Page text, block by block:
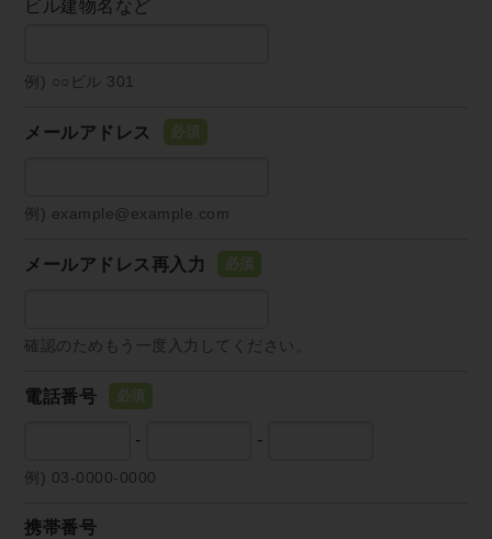
ビル建物名など
例) ○○ビル 301
メールアドレス
例) example@example.com
メールアドレス再入力
確認のためもう一度入力してください。
電話番号
- -
例) 03-0000-0000
携帯番号